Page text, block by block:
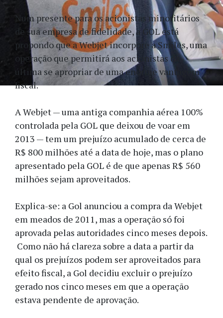
Num presente para os acionistas minoritários
de sua empresa de fidelidade, a GOL está
propondo que a Webjet incorpore a Smiles, uma
operação que permitirá aos acionistas da
última se apropriar de uma enorme vantagem
fiscal.
A Webjet — uma antiga companhia aérea 100%
controlada pela GOL que deixou de voar em
2013 — tem um prejuízo acumulado de cerca de
R$ 800 milhões até a data de hoje, mas o plano
apresentado pela GOL é de que apenas R$ 560
milhões sejam aproveitados.
Explica-se: a Gol anunciou a compra da Webjet
em meados de 2011, mas a operação só foi
aprovada pelas autoridades cinco meses depois.
Como não há clareza sobre a data a partir da
qual os prejuízos podem ser aproveitados para
efeito fiscal, a Gol decidiu excluir o prejuízo
gerado nos cinco meses em que a operação
estava pendente de aprovação.